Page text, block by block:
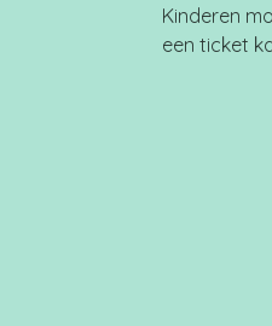
Kinderen
een ticket